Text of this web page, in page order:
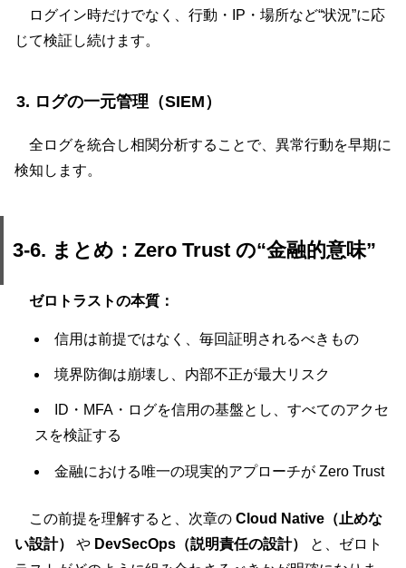
ログイン時だけでなく、行動・IP・場所など“状況”に応
じて検証し続けます。
3. ログの一元管理（SIEM）
全ログを統合し相関分析することで、異常行動を早期に
検知します。
3-6. まとめ：Zero Trust の“金融的意味”
ゼロトラストの本質：
信用は前提ではなく、毎回証明されるべきもの
境界防御は崩壊し、内部不正が最大リスク
ID・MFA・ログを信用の基盤とし、すべてのアクセ
スを検証する
金融における唯一の現実的アプローチが Zero Trust
この前提を理解すると、次章の Cloud Native（止めな
い設計）
や DevSecOps（説明責任の設計）
と、ゼロト